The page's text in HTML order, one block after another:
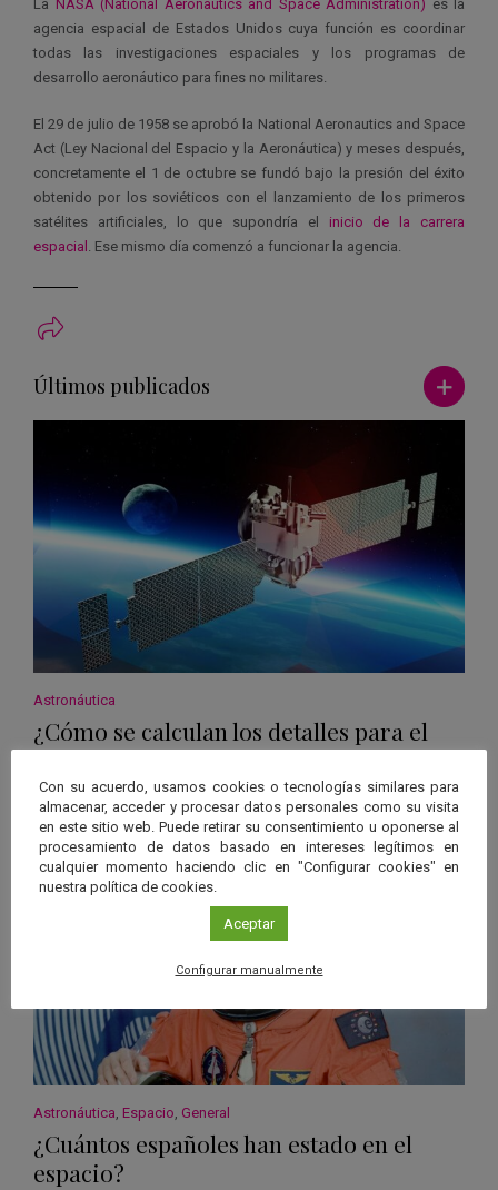
La NASA (National Aeronautics and Space Administration) es la
agencia espacial de Estados Unidos cuya función es coordinar
todas las investigaciones espaciales y los programas de
desarrollo aeronáutico para fines no militares.
El 29 de julio de 1958 se aprobó la National Aeronautics and Space
Act (Ley Nacional del Espacio y la Aeronáutica) y meses después,
concretamente el 1 de octubre se fundó bajo la presión del éxito
obtenido por los soviéticos con el lanzamiento de los primeros
satélites artificiales, lo que supondría el inicio de la carrera
espacial
. Ese mismo día comenzó a funcionar la agencia.
Últimos publicados Ver más
Astronáutica
¿Cómo se calculan los detalles para el
lanzamiento de un vehículo espacial?
Leer más
Astronáutica, Espacio, General
¿Cuántos españoles han estado en el
espacio?
Con su acuerdo, usamos cookies o tecnologías similares para
almacenar, acceder y procesar datos personales como su visita
en este sitio web. Puede retirar su consentimiento u oponerse al
procesamiento de datos basado en intereses legítimos en
cualquier momento haciendo clic en "Configurar cookies" en
nuestra política de cookies.
Aceptar
Configurar manualmente